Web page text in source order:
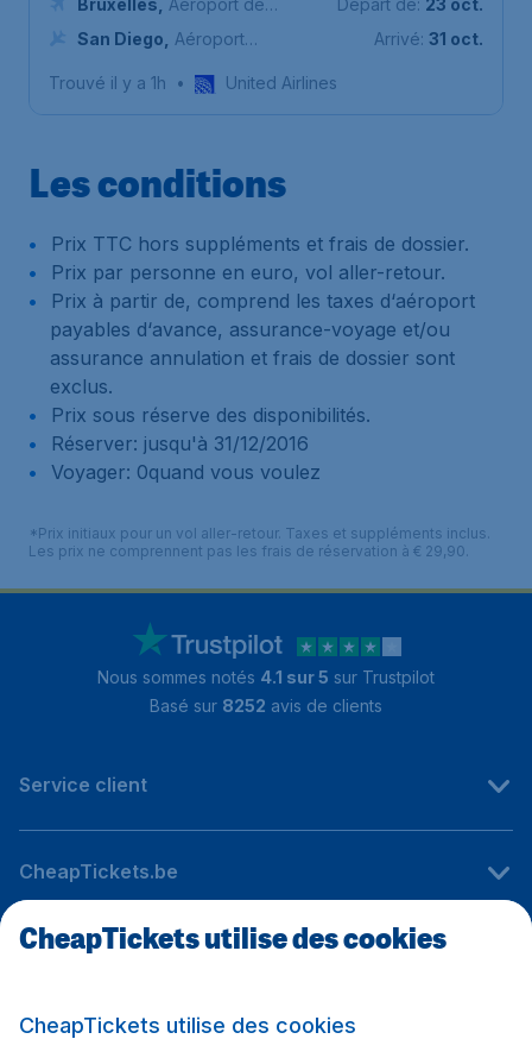
Bruxelles
Aéroport de
Bruxelles-National
San Diego
Aéroport
(Lindbergh Field)
Départ de: 23 oct.
Arrivé: 31 oct.
Trouvé il y a 1h • United Airlines
Les conditions
Prix TTC hors suppléments et frais de dossier.
Prix par personne en euro, vol aller-retour.
Prix à partir de, comprend les taxes d‘aéroport
payables d‘avance, assurance-voyage et/ou
assurance annulation et frais de dossier sont
exclus.
Prix sous réserve des disponibilités.
Réserver: jusqu'à 31/12/2016
Voyager: 0quand vous voulez
*Prix initiaux pour un vol aller-retour. Taxes et suppléments inclus.
Les prix ne comprennent pas les frais de réservation à € 29,90.
Nous sommes notés 4.1 sur 5 sur Trustpilot
Basé sur 8252 avis de clients
Service client
CheapTickets.be
Sites internationaux
CheapTickets utilise des cookies
CheapTickets utilise des cookies